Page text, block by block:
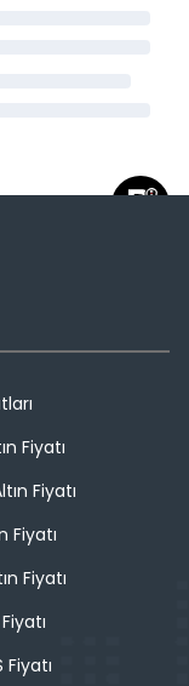
Fiyatı
Fiyatı
Fiyatı
Fiyatı
Fiyatı